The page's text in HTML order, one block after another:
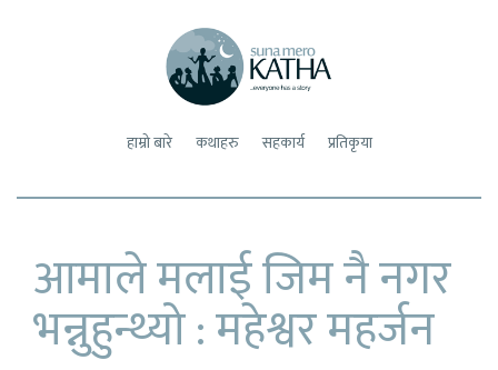
sunamerokatha
everyone has a story
हाम्रो बारे कथाहरु सहकार्य प्रतिकृया
आमाले मलाई जिम नै नगर
भन्नुहुन्थ्यो : महेश्वर महर्जन